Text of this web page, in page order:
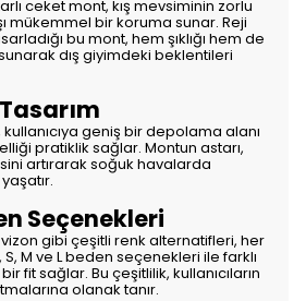
ceket mont, kış mevsiminin zorlu
mükemmel bir koruma sunar. Reji
bu mont, hem şıklığı hem de
dış giyimdeki beklentileri
kullanıcıya geniş bir depolama alanı
pratiklik sağlar. Montun astarı,
artırarak soğuk havalarda
Seçenekleri
gibi çeşitli renk alternatifleri, her
M ve L beden seçenekleri ile farklı
fit sağlar. Bu çeşitlilik, kullanıcıların
olanak tanır.